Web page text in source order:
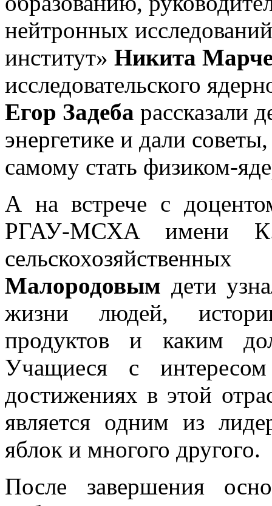
нейтронных
институт» Никита
исследовательского
Егор Задеба рассказали
энергетике и дали
самому стать физиком-
А на встрече с
РГАУ-МСХА имени
Малородовым дети
жизни людей,
продуктов и каким
Учащиеся с
достижениях в этой
является одним из
яблок и многого другого.
После завершения